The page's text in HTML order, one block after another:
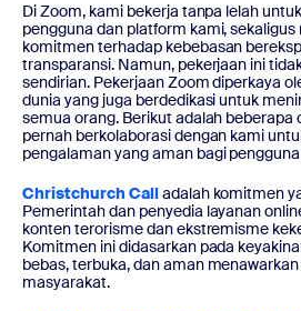
Di Zoom, kami bekerja tanpa lelah
pengguna dan platform kami,
komitmen terhadap kebebasan
transparansi. Namun, pekerjaan ini
sendirian. Pekerjaan Zoom diperkaya
dunia yang juga berdedikasi untuk
semua orang. Berikut adalah beberapa
pernah berkolaborasi dengan kami
pengalaman yang aman bagi
Christchurch Calladalah komitmen
Pemerintah dan penyedia layanan
konten terorisme dan ekstremisme
Komitmen ini didasarkan pada
bebas, terbuka, dan aman
masyarakat.